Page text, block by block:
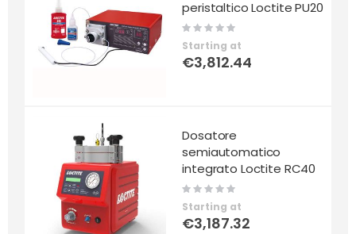
peristaltico Loctite PU20
Rating:
0%
Starting at
€3,812.44
Dosatore
semiautomatico
integrato Loctite RC40
Rating:
0%
Starting at
€3,187.32